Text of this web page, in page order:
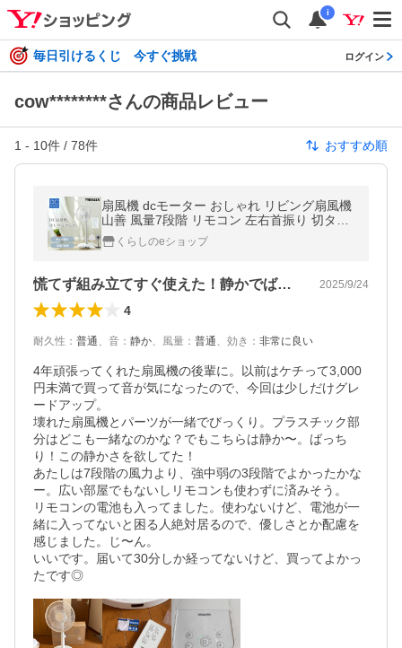
i
毎日引けるくじ 今すぐ挑戦 ログイン
cow********さんの商品レビュー
1 - 10件 / 78件 おすすめ順
扇風機 dcモーター おしゃれ リビング扇風機
山善 風量7段階 リモコン 左右首振り 切タイ
マー 静音 YLR-YD301E/YLR-YD302 サーキ
ュレーター
くらしのeショップ
慌てず組み立てすぐ使えた！静かでばっちり 2025/9/24
4
耐久性 ： 普通、 音 ： 静か、 風量 ： 普通、 効き ： 非常に良い
4年頑張ってくれた扇風機の後輩に。以前はケチって3,000
円未満で買って音が気になったので、今回は少しだけグレ
ードアップ。
壊れた扇風機とパーツが一緒でびっくり。プラスチック部
分はどこも一緒なのかな？でもこちらは静か〜。ばっち
り！この静かさを欲してた！
あたしは7段階の風力より、強中弱の3段階でよかったかな
ー。広い部屋でもないしリモコンも使わずに済みそう。
リモコンの電池も入ってました。使わないけど、電池が一
緒に入ってないと困る人絶対居るので、優しさとか配慮を
感じました。じ〜ん。
いいです。届いて30分しか経ってないけど、買ってよかっ
たです◎